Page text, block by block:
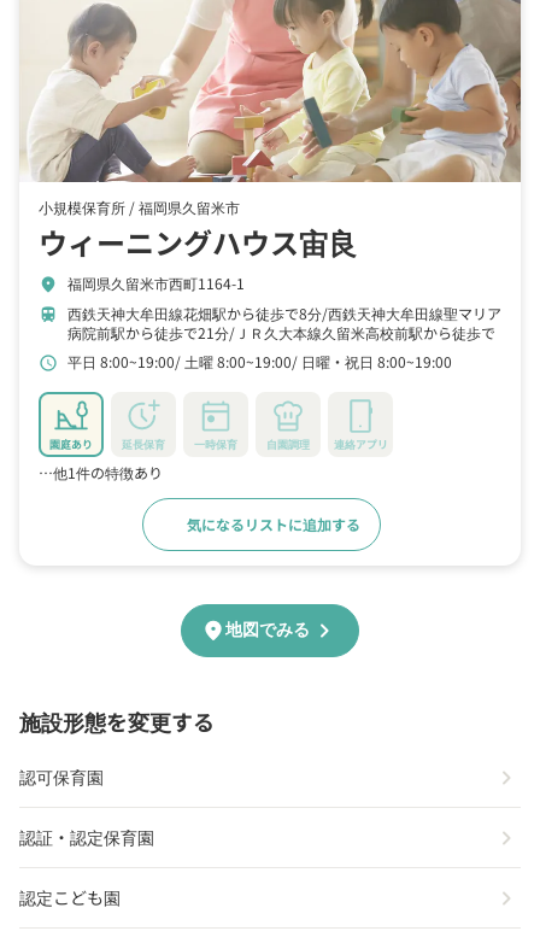
小規模保育所 /福岡県久留米市
ウィーニングハウス宙良
location_on 福岡県久留米市西町1164-1
train 西鉄天神大牟田線花畑駅から徒歩で8分 西鉄天神大牟田線聖マリア
病院前駅から徒歩で21分
ＪＲ久大本線久留米高校前駅から徒歩で
22分
schedule 平日 8:00~19:00 土曜 8:00~19:00 日曜・祝日 8:00~19:00
園庭あり 延長保育 一時保育 自園調理 連絡アプリ
…他1件の特徴あり
気になるリストに追加する
location_on地図でみる chevron_right
施設形態を変更する
認可保育園 chevron_right
認証・認定保育園 chevron_right
認定こども園 chevron_right